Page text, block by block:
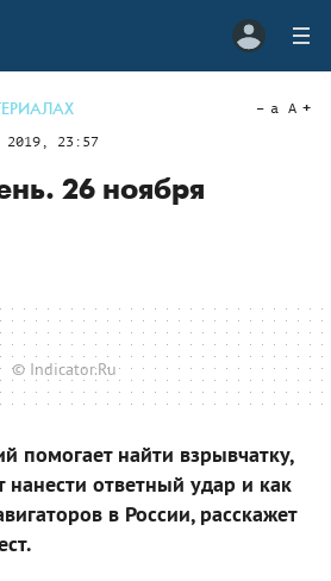
2019, 23:57
a A
26 ноября
© Indicator.Ru
помогает найти взрывчатку,
нанести ответный удар и как
в России, расскажет